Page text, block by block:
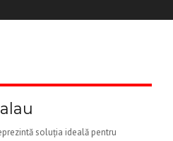
soluția ideală pentru